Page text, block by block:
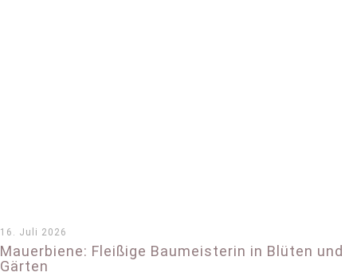
16. Juli 2026
Mauerbiene: Fleißige Baumeisterin in Blüten und
Gärten